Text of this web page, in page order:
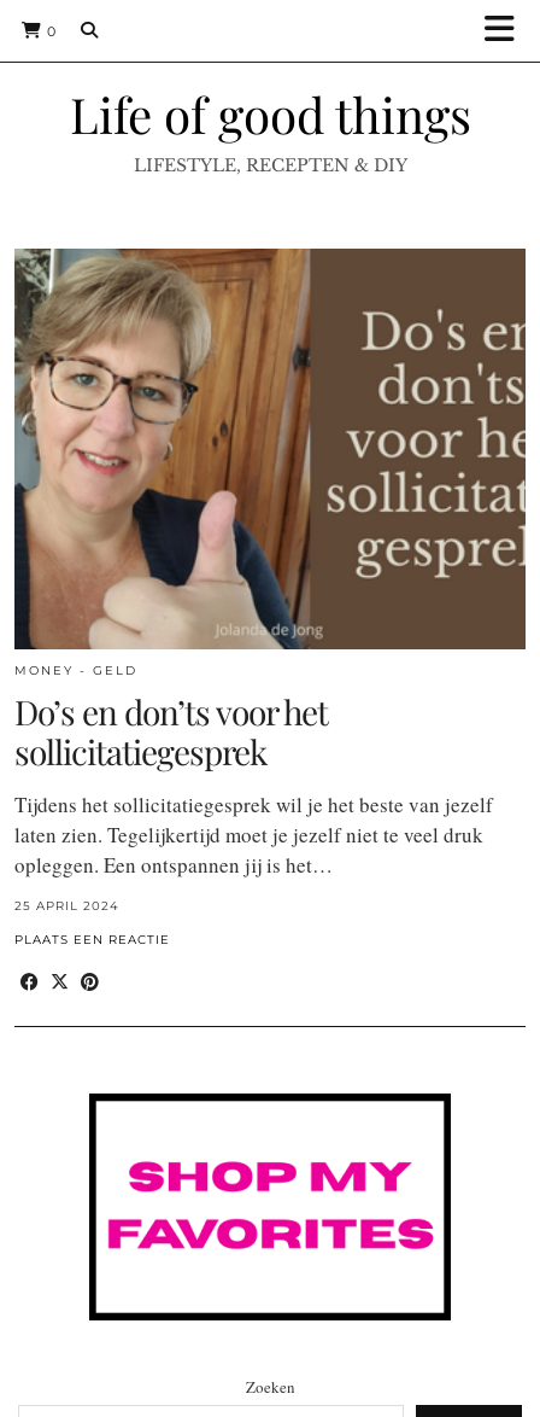
0
Life of good things
LIFESTYLE, RECEPTEN & DIY
MONEY - GELD
Do’s en don’ts voor het
sollicitatiegesprek
Tijdens het sollicitatiegesprek wil je het beste van jezelf
laten zien. Tegelijkertijd moet je jezelf niet te veel druk
opleggen. Een ontspannen jij is het…
25 APRIL 2024
PLAATS EEN REACTIE
Zoeken